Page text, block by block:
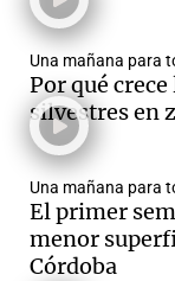
Una mañana para
Por qué
silvestres en
Una mañana para
El primer
menor
Córdoba